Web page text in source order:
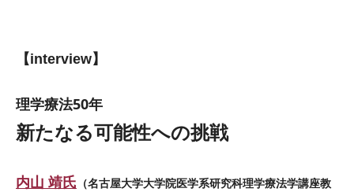
【interview】
理学療法50年
新たなる可能性への挑戦
内山 靖氏 （名古屋大学大学院医学系研究科理学療法学講座教